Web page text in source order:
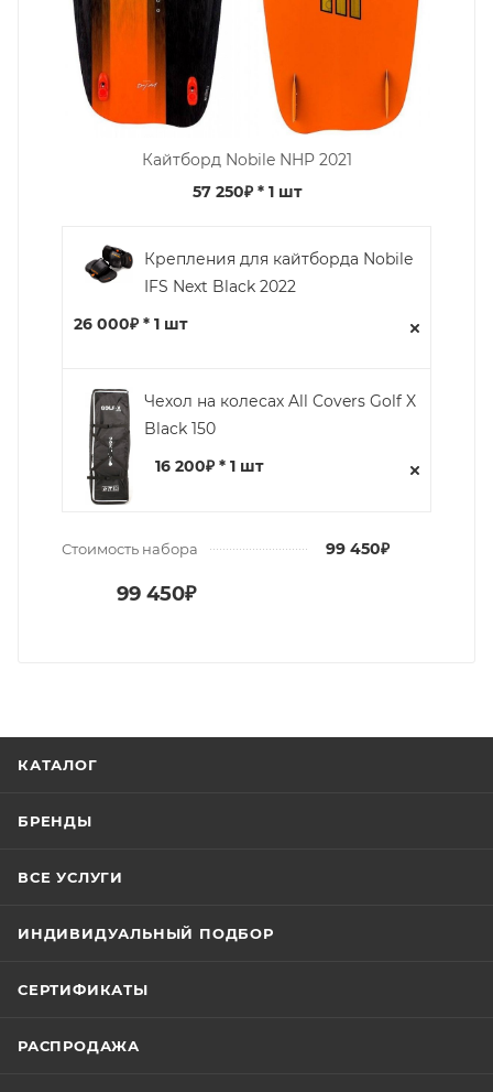
Кайтборд Nobile NHP 2021
57 250₽* 1 шт
Крепления для кайтборда Nobile
IFS Next Black 2022
26 000₽ * 1 шт
Чехол на колесах All Covers Golf X
Black 150
16 200₽ * 1 шт
Стоимость набора 99 450₽
99 450₽
КАТАЛОГ
БРЕНДЫ
ВСЕ УСЛУГИ
ИНДИВИДУАЛЬНЫЙ ПОДБОР
СЕРТИФИКАТЫ
РАСПРОДАЖА